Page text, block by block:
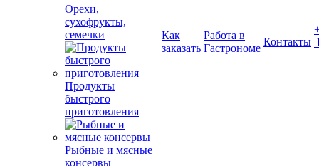
Орехи,
сухофрукты,
семечки
Продукты
быстрого
приготовления
Рыбные и мясные
консервы
Как
заказать
Работа в
Гастрономе
Контакты